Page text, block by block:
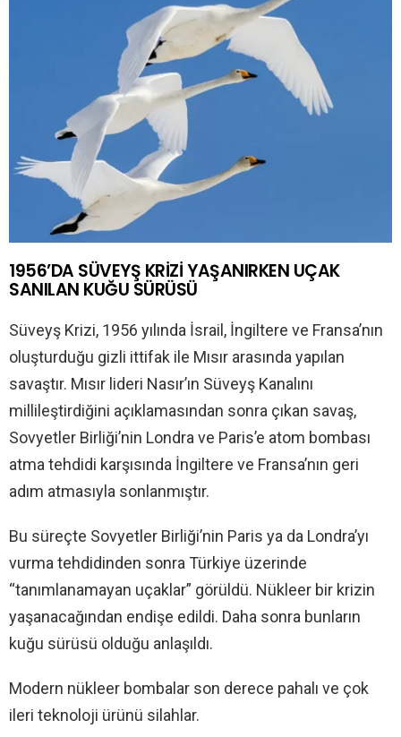
1956’DA SÜVEYŞ KRİZİ YAŞANIRKEN UÇAK
SANILAN KUĞU SÜRÜSÜ
Süveyş Krizi, 1956 yılında İsrail, İngiltere ve Fransa’nın
oluşturduğu gizli ittifak ile Mısır arasında yapılan
savaştır. Mısır lideri Nasır’ın Süveyş Kanalını
millileştirdiğini açıklamasından sonra çıkan savaş,
Sovyetler Birliği’nin Londra ve Paris’e atom bombası
atma tehdidi karşısında İngiltere ve Fransa’nın geri
adım atmasıyla sonlanmıştır.
Bu süreçte Sovyetler Birliği’nin Paris ya da Londra’yı
vurma tehdidinden sonra Türkiye üzerinde
“tanımlanamayan uçaklar” görüldü. Nükleer bir krizin
yaşanacağından endişe edildi. Daha sonra bunların
kuğu sürüsü olduğu anlaşıldı.
Modern nükleer bombalar son derece pahalı ve çok
ileri teknoloji ürünü silahlar.